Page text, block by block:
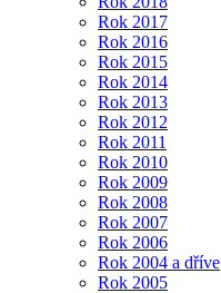
Rok 2017
Rok 2016
Rok 2015
Rok 2014
Rok 2013
Rok 2012
Rok 2011
Rok 2010
Rok 2009
Rok 2008
Rok 2007
Rok 2006
Rok 2004 a dříve
Rok 2005